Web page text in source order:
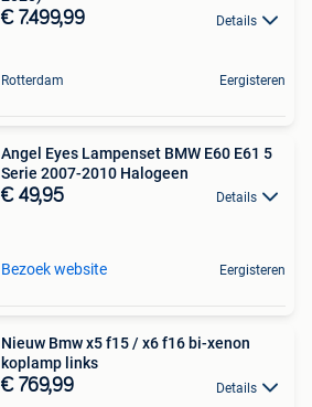
€ 7.499,99 Details
Rotterdam Eergisteren
Angel Eyes Lampenset BMW E60 E61 5
Serie 2007-2010 Halogeen
€ 49,95 Details
Bezoek website Eergisteren
Nieuw Bmw x5 f15 / x6 f16 bi-xenon
koplamp links
€ 769,99 Details